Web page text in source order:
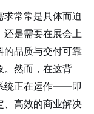
常常是具体而迫
是需要在展会上
的品质与交付可靠
。然而，在这背
统正在运作——即
、高效的商业解决